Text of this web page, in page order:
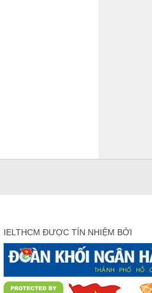
IELTHCM ĐƯỢC TÍN NHIỆM BỞI